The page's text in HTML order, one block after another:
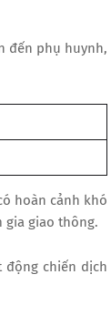
đến phụ huynh,
hoàn cảnh khó
giao thông.
động chiến dịch